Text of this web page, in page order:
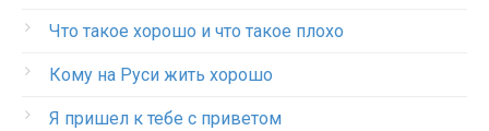
Что такое хорошо и что такое плохо
Кому на Руси жить хорошо
Я пришел к тебе с приветом